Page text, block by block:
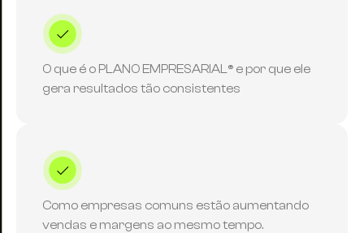
O que é o PLANO EMPRESARIAL® e por que ele
gera resultados tão consistentes
Como empresas comuns estão aumentando
vendas e margens ao mesmo tempo.